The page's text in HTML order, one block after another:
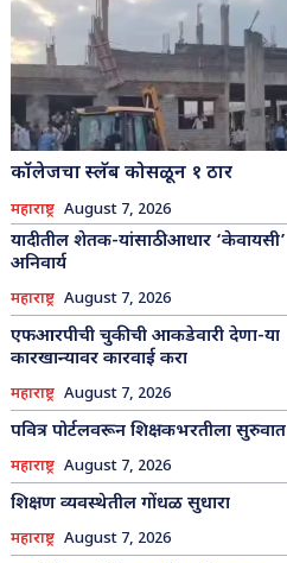
कॉलेजचा स्लॅब कोसळून १ ठार
महाराष्ट्र August 7, 2026
यादीतील शेतक-यांसाठी आधार ‘केवायसी’
अनिवार्य
महाराष्ट्र August 7, 2026
एफआरपीची चुकीची आकडेवारी देणा-या
कारखान्यावर कारवाई करा
महाराष्ट्र August 7, 2026
पवित्र पोर्टलवरून शिक्षकभरतीला सुरुवात
महाराष्ट्र August 7, 2026
शिक्षण व्यवस्थेतील गोंधळ सुधारा
महाराष्ट्र August 7, 2026